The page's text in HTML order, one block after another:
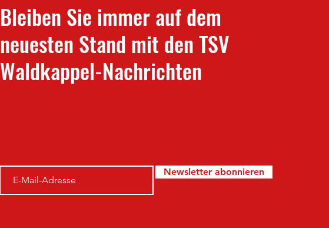
Bleiben Sie immer auf dem
neuesten Stand mit den TSV
Waldkappel-Nachrichten
Newsletter abonnieren